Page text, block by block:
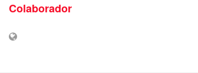
Colaborador